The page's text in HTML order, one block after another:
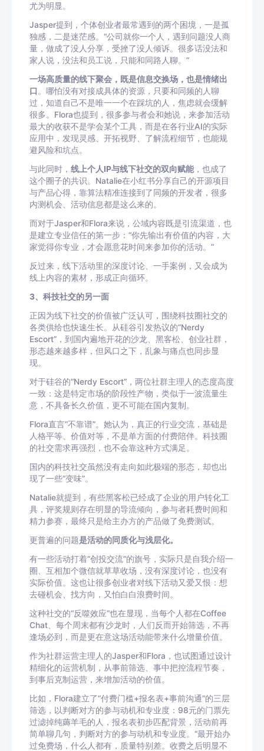
尤为明显。
Jasper提到，个体创业者最常遇到的两个困境，一是孤
独感，二是迷茫感。“公司就你一个人，遇到问题没人商
量，做成了没人分享，受挫了没人倾诉。很多话没法和
家人说，没法和员工说，只能和同路人聊。”
一场高质量的线下聚会，既是信息交换场，也是情绪出
口 。哪怕没有对接成具体的资源，只要和同频的人聊
过，知道自己不是唯一一个在踩坑的人，焦虑就会缓解
很多。Flora也提到，很多参与者会和她说，来参加活动
最大的收获不是学会某个工具，而是在各行业AI的实际
应用中，发现灵感、开拓视野、了解流程细节，也能规
避风险和坑点。
与此同时， 线上个人IP与线下社交的双向赋能 ，也成了
这个圈子的共识。Natalie在小红书分享自己的开源项目
与产品心得，靠算法精准连接到了同频的开发者，很多
内测机会、活动信息都是这么来的。
而对于Jasper和Flora来说，公域内容既是引流渠道，也
是建立专业信任的第一步：“你先输出有价值的内容，大
家觉得你专业，才会愿意花时间来参加你的活动。”
反过来，线下活动里的深度讨论、一手案例，又会成为
线上内容的素材，形成正向循环。
3、科技社交的另一面
正因为线下社交的价值被广泛认可，围绕科技圈社交的
各类供给也快速生长。从硅谷引发热议的“Nerdy
Escort”，到国内遍地开花的沙龙、黑客松、创业社群，
形态越来越多样，但风口之下，乱象与痛点也同步显
现。
对于硅谷的“Nerdy Escort”，两位社群主理人的态度高度
一致：这是特定市场的阶段性产物，类似于一波流量生
意，不具备长久价值，更不可能在国内复制。
Flora直言“不靠谱”。她认为，真正的行业交流，基础是
人格平等、价值对等，不是单方面的付费陪伴。科技圈
的社交需求再强烈，也不会靠这种方式满足。
国内的科技社交虽然没有走向如此极端的形态，却也出
现了一些“变味”。
Natalie就提到，有些黑客松已经成了企业的用户转化工
具，评奖规则存在明显的导流倾向，参与者耗费时间和
精力参赛，最终只是给主办方的产品做了免费测试。
更普遍的问题是活动的同质化与浅层化。
有一些活动打着“创投交流”的旗号，实际只是自我介绍一
圈、互相加个微信就草草收场，没有深度讨论，也没有
实际价值。这也让很多创业者对线下活动又爱又恨：想
去碰机会、找方向，又怕白白浪费时间。
这种社交的“反噬效应”也在显现，当每个人都在Coffee
Chat、每个周末都有沙龙时，人们反而开始筛选，不再
逢场必到，而是更在意这场活动能带来什么增量价值。
作为社群运营主理人的Jasper和Flora，也试图通过设计
精细化的运营机制，从事前筛选、事中把控流程节奏，
到事后克制运营，来增加活动的价值。
比如，Flora建立了“付费门槛+报名表+事前沟通”的三层
筛选，以判断对方的参与动机和专业度：98元的门票先
过滤掉纯薅羊毛的人，报名表初步匹配背景，活动前再
简单聊几句，判断对方的参与动机和专业度。“最开始办
过免费场，什么人都有，质量特别差。收费之后明显不